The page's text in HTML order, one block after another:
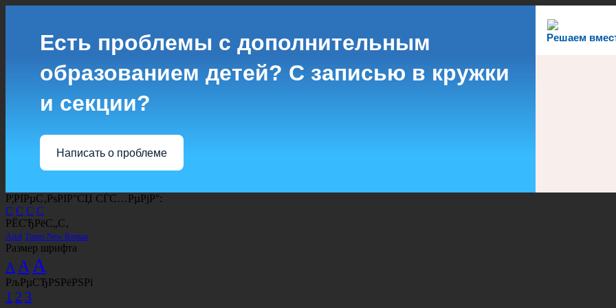
Решаем
Есть проблемы с дополнительным
образованием детей? С записью в кружки
и секции?
Написать о проблеме
Р¦РІРµС‚РѕРІР°СЏ СЃС…РµРјР°:
C C C C
РЁСЂРёС„С‚
Arial Times New Roman
Размер шрифта
A A A
РљРµСЂРЅРёРЅРі
1 2 3